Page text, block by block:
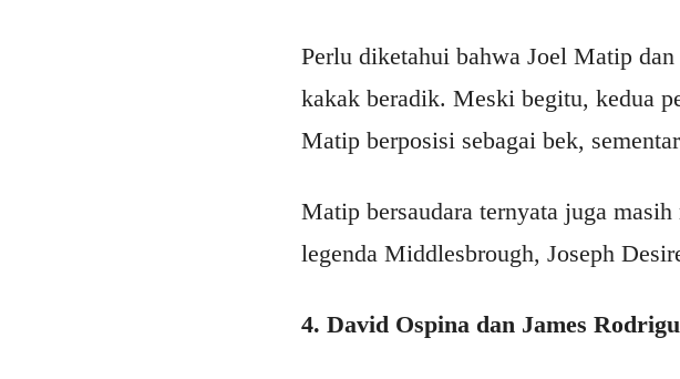
Perlu diketahui bahwa Joel Matip
kakak beradik. Meski begitu, kedua
Matip berposisi sebagai bek,
Matip bersaudara ternyata juga
legenda Middlesbrough, Joseph
4. David Ospina dan James